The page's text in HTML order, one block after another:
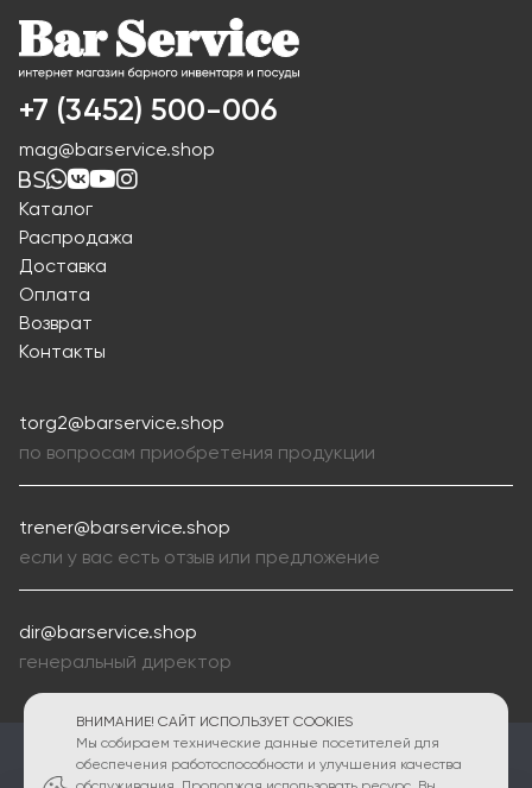
+7 (3452) 500-006
mag@barservice.shop
Каталог
Распродажа
Доставка
Оплата
Возврат
Контакты
torg2@barservice.shop
по вопросам приобретения продукции
trener@barservice.shop
если у вас есть отзыв или предложение
dir@barservice.shop
генеральный директор
ПОЛИТИКА КОНФИДЕНЦИАЛЬНОСТИ
ВНИМАНИЕ! САЙТ ИСПОЛЬЗУЕТ COOKIES
Мы собираем технические данные посетителей для
обеспечения работоспособности и улучшения качества